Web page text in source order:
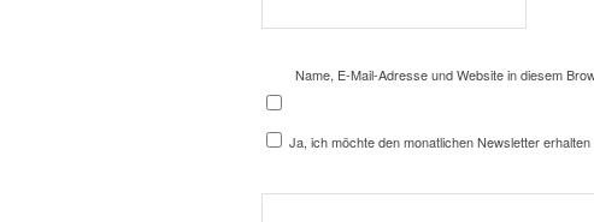
Name, E-Mail-Adresse und Website in diesem
Ja, ich möchte den monatlichen Newsletter erhalten